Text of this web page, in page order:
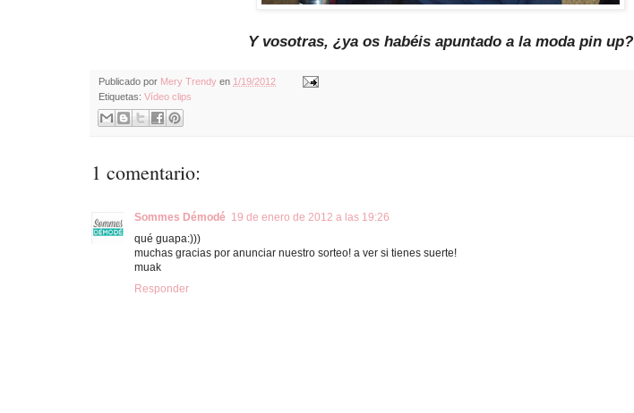
Y vosotras, ¿ya os habéis apuntado a la moda pin up?
Publicado por Mery Trendy en 1/19/2012
Etiquetas: Vídeo clips
1 comentario:
Sommes Démodé 19 de enero de 2012 a las 19:26
qué guapa:)))
muchas gracias por anunciar nuestro sorteo! a ver si tienes suerte!
muak
Responder